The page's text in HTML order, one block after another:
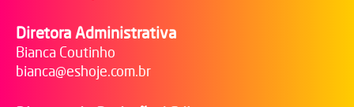
Diretora Administrativa
Bianca Coutinho
bianca@eshoje.com.br